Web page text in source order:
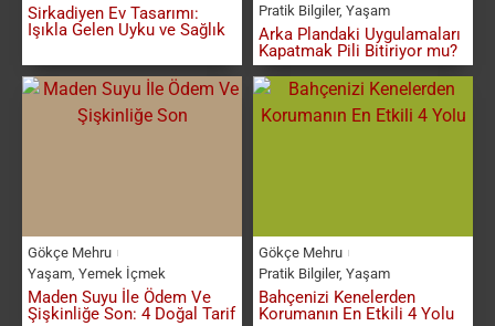
Sirkadiyen Ev Tasarımı:
Işıkla Gelen Uyku ve Sağlık
Pratik Bilgiler, Yaşam
Arka Plandaki Uygulamaları
Kapatmak Pili Bitiriyor mu?
Gökçe Mehru
Yaşam, Yemek İçmek
Maden Suyu İle Ödem Ve
Şişkinliğe Son: 4 Doğal Tarif
Gökçe Mehru
Pratik Bilgiler, Yaşam
Bahçenizi Kenelerden
Korumanın En Etkili 4 Yolu